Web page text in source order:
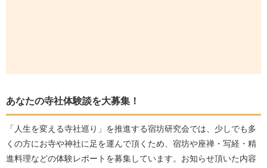
あなたの寺社体験談を大募集！
「人生を変える寺社巡り」を推進する宿坊研究会では、少しでも多
くの方にお寺や神社に足を運んで頂くため、宿坊や座禅・写経・精
進料理などの体験レポートを募集しています。お知らせ頂いた内容